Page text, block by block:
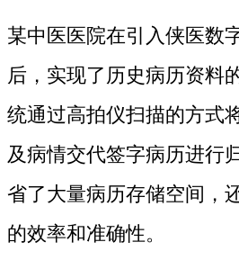
某中医医院在引入侠医数
后，实现了历史病历资料
统通过高拍仪扫描的方式
及病情交代签字病历进行
省了大量病历存储空间，
的效率和准确性。